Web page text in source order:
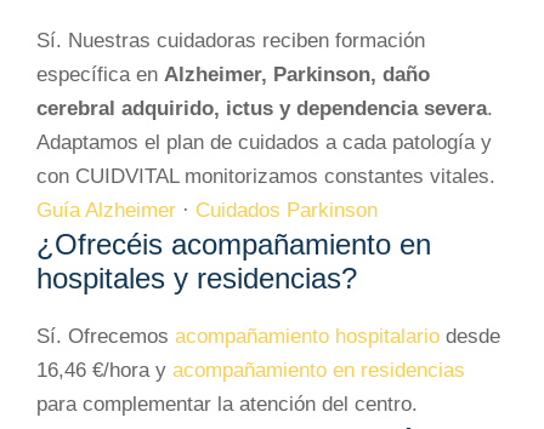
Sí. Nuestras cuidadoras reciben formación
específica en Alzheimer, Parkinson, daño
cerebral adquirido, ictus y dependencia severa.
Adaptamos el plan de cuidados a cada patología y
con CUIDVITAL monitorizamos constantes vitales.
Guía Alzheimer · Cuidados Parkinson
¿Ofrecéis acompañamiento en
hospitales y residencias?
Sí. Ofrecemos acompañamiento hospitalario desde
16,46 €/hora y acompañamiento en residencias
para complementar la atención del centro.